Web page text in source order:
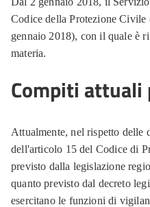
Codice della Protezione
gennaio 2018), con il quale è
materia.
Compiti
Attualmente, nel rispetto delle
dell'articolo 15 del Codice di
previsto dalla legislazione
quanto previsto dal decreto
esercitano le funzioni di